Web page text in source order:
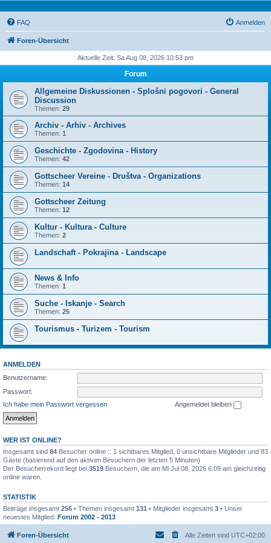
FAQ Anmelden
Foren-Übersicht
Aktuelle Zeit: Sa Aug 08, 2026 10:53 pm
Forum
Allgemeine Diskussionen - Splošni pogovori - General
Discussion
Themen: 29
Archiv - Arhiv - Archives
Themen: 1
Geschichte - Zgodovina - History
Themen: 42
Gottscheer Vereine - Društva - Organizations
Themen: 14
Gottscheer Zeitung
Themen: 12
Kultur - Kultura - Culture
Themen: 2
Landschaft - Pokrajina - Landscape
News & Info
Themen: 1
Suche - Iskanje - Search
Themen: 25
Tourismus - Turizem - Tourism
ANMELDEN
Benutzername:
Passwort:
Ich habe mein Passwort vergessen
Angemeldet bleiben
WER IST ONLINE?
Insgesamt sind 84 Besucher online :: 1 sichtbares Mitglied, 0 unsichtbare Mitglieder und 83
Gäste (basierend auf den aktiven Besuchern der letzten 5 Minuten)
Der Besucherrekord liegt bei 3519 Besuchern, die am Mi Jul 08, 2026 6:09 am gleichzeitig
online waren.
STATISTIK
Beiträge insgesamt 256 • Themen insgesamt 131 • Mitglieder insgesamt 3 • Unser
neuestes Mitglied: Forum 2002 - 2013
Foren-Übersicht Alle Zeiten sind UTC+02:00